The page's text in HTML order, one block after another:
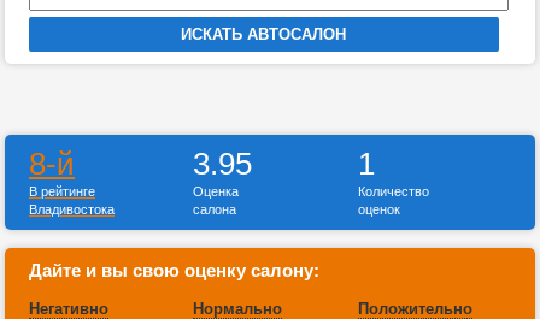
8-й
В рейтинге
Владивостока
3.95
Оценка
салона
1
Количество
оценок
Дайте и вы свою оценку салону:
Негативно Нормально Положительно